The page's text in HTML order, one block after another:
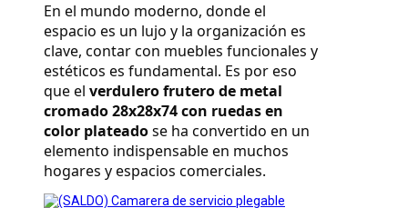
En el mundo moderno, donde el
espacio es un lujo y la organización es
clave, contar con muebles funcionales y
estéticos es fundamental. Es por eso
que el verdulero frutero de metal
cromado 28x28x74 con ruedas en
color plateado se ha convertido en un
elemento indispensable en muchos
hogares y espacios comerciales.